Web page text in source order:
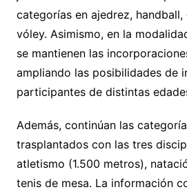
categorías en ajedrez,
vóley. Asimismo, en la
se mantienen las
ampliando las posibilidades de
participantes de distintas
Además, continúan las
trasplantados con las tres
atletismo (1.500 metros),
tenis de mesa. La información